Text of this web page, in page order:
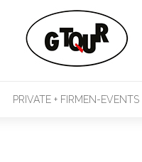
PRIVATE + FIRMEN-EVENTS